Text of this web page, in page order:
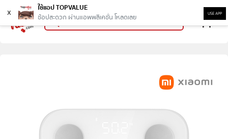
x
ใช้แอป TOPVALUE
ช้อปสะดวก ผ่านแอพพลิเคชั่น โหลดเลย
USE APP